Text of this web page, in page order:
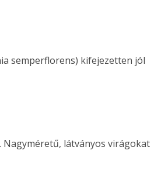
semperflorens) kifejezetten jól
látványos virágokat